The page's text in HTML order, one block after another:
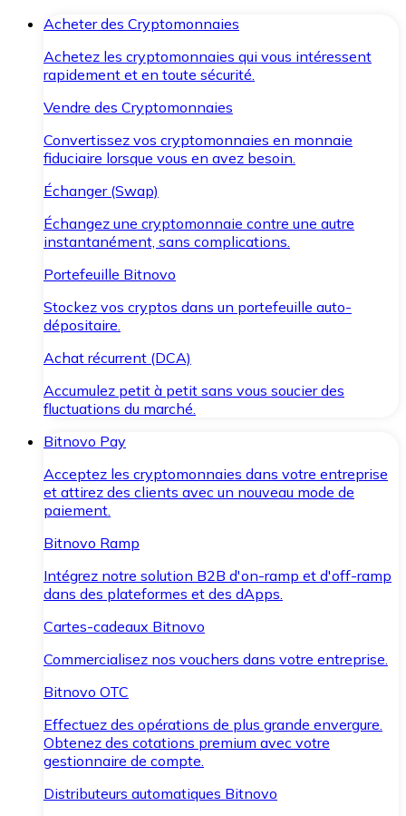
Acheter des Cryptomonnaies
Achetez les cryptomonnaies qui vous intéressent
rapidement et en toute sécurité.
Vendre des Cryptomonnaies
Convertissez vos cryptomonnaies en monnaie
fiduciaire lorsque vous en avez besoin.
Échanger (Swap)
Échangez une cryptomonnaie contre une autre
instantanément, sans complications.
Portefeuille Bitnovo
Stockez vos cryptos dans un portefeuille auto-
dépositaire.
Achat récurrent (DCA)
Accumulez petit à petit sans vous soucier des
fluctuations du marché.
Bitnovo Pay
Acceptez les cryptomonnaies dans votre entreprise
et attirez des clients avec un nouveau mode de
paiement.
Bitnovo Ramp
Intégrez notre solution B2B d'on-ramp et d'off-ramp
dans des plateformes et des dApps.
Cartes-cadeaux Bitnovo
Commercialisez nos vouchers dans votre entreprise.
Bitnovo OTC
Effectuez des opérations de plus grande envergure.
Obtenez des cotations premium avec votre
gestionnaire de compte.
Distributeurs automatiques Bitnovo